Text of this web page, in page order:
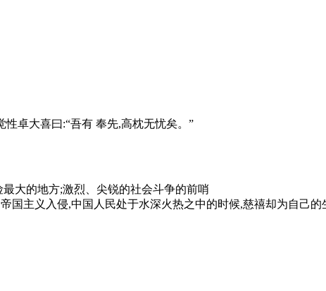
卓大喜曰:“吾有 奉先,高枕无忧矣。”
大的地方;激烈、尖锐的社会斗争的前哨
国主义入侵,中国人民处于水深火热之中的时候,慈禧却为自己的